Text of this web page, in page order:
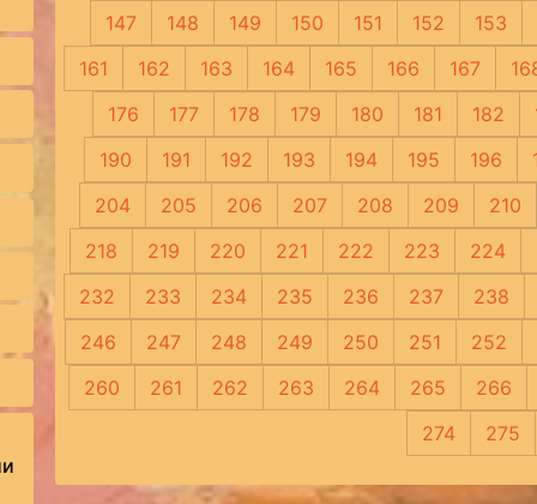
147
148 149 150 151 152 153
161
162 163 164 165 166 167
176
177 178 179 180 181 182
190
191 192 193 194 195 196
204
205 206 207 208 209
210
218
219 220 221 222 223 224
232
233 234 235 236 237
238
246
247 248 249 250 251 252
260
261 262 263 264 265
266
274
275